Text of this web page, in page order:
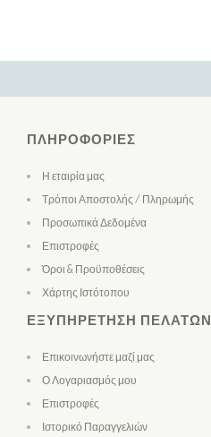
ΠΛΗΡΟΦΟΡΊΕΣ
Η εταιρία μας
Τρόποι Αποστολής / Πληρωμής
Προσωπικά Δεδομένα
Επιστροφές
Όροι & Προϋποθέσεις
Χάρτης Ιστότοπου
ΕΞΥΠΗΡΈΤΗΣΗ ΠΕΛΑΤΏΝ
Επικοινωνήστε μαζί μας
Ο Λογαριασμός μου
Επιστροφές
Ιστορικό Παραγγελιών